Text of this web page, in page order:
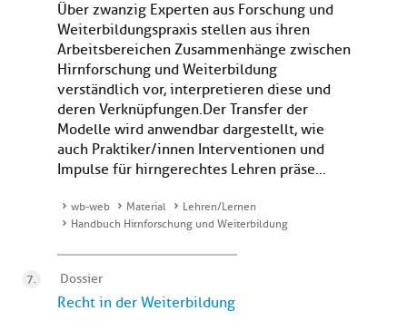
Über zwanzig Experten aus Forschung und
Weiterbildungspraxis stellen aus ihren
Arbeitsbereichen Zusammenhänge zwischen
Hirnforschung und Weiterbildung
verständlich vor, interpretieren diese und
deren Verknüpfungen.Der Transfer der
Modelle wird anwendbar dargestellt, wie
auch Praktiker/innen Interventionen und
Impulse für hirngerechtes Lehren präse...
wb-web Material
Lehren/Lernen
Handbuch Hirnforschung und Weiterbildung
Dossier
Recht in der Weiterbildung